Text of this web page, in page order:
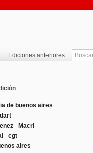
Ediciones anteriores
de buenos aires
Macri
cgt
aires